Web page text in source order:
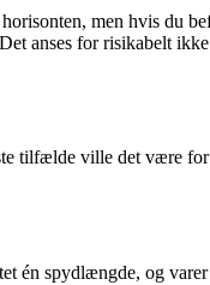
men hvis du
anses for risikabelt
tilfælde ville det være
én spydlængde, og